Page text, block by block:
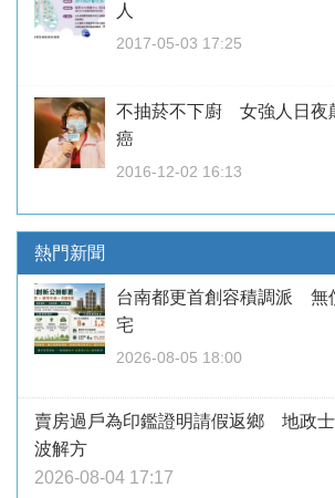
人
2017-05-03 17:25
不抽菸不下廚 女強人日夜
癌
2016-12-02 16:13
熱門新聞
台南都更首創容積調派 無
宅
2026-08-05 18:00
賣房過戶為印鑑證明請假返鄉 地政
波解方
2026-08-04 17:17